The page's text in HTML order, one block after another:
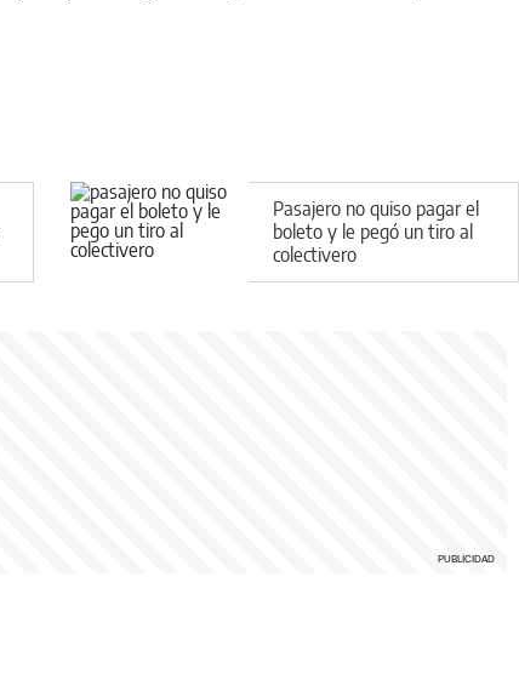
Pasajero no quiso pagar el
boleto y le pegó un tiro al
colectivero